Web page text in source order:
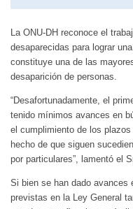
La ONU-DH reconoce el
desaparecidas para lograr
constituye una de las
desaparición de personas.
“Desafortunadamente, el
tenido mínimos avances en
el cumplimiento de los
hecho de que siguen
por particulares”, lamentó el
Si bien se han dado avances
previstas en la Ley General